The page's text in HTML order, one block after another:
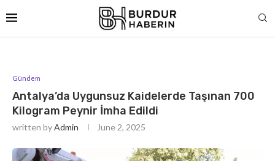
Gündem
Antalya’da Uygunsuz Kaidelerde Taşınan 700
Kilogram Peynir İmha Edildi
written byAdmin June 2, 2025